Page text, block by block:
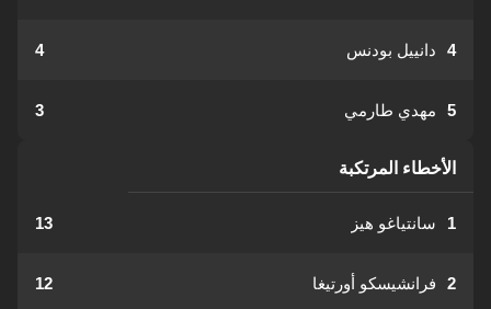
4 دانييل بودنس 4
5 مهدي طارمي 3
الأخطاء المرتكبة
1 سانتياغو هيز 13
2 فرانشيسكو أورتيغا 12